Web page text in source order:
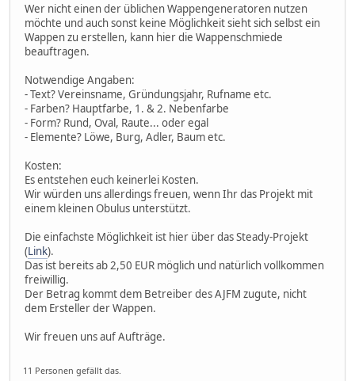
Wer nicht einen der üblichen Wappengeneratoren nutzen
möchte und auch sonst keine Möglichkeit sieht sich selbst ein
Wappen zu erstellen, kann hier die Wappenschmiede
beauftragen.
Notwendige Angaben:
- Text? Vereinsname, Gründungsjahr, Rufname etc.
- Farben? Hauptfarbe, 1. & 2. Nebenfarbe
- Form? Rund, Oval, Raute... oder egal
- Elemente? Löwe, Burg, Adler, Baum etc.
Kosten:
Es entstehen euch keinerlei Kosten.
Wir würden uns allerdings freuen, wenn Ihr das Projekt mit
einem kleinen Obulus unterstützt.
Die einfachste Möglichkeit ist hier über das Steady-Projekt
(Link).
Das ist bereits ab 2,50 EUR möglich und natürlich vollkommen
freiwillig.
Der Betrag kommt dem Betreiber des AJFM zugute, nicht
dem Ersteller der Wappen.
Wir freuen uns auf Aufträge.
11 Personen gefällt das.